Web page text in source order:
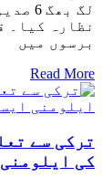
لگ
برسوں میں
Read More
ترکی سے
کی